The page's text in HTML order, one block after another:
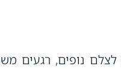
נופים, רגעים